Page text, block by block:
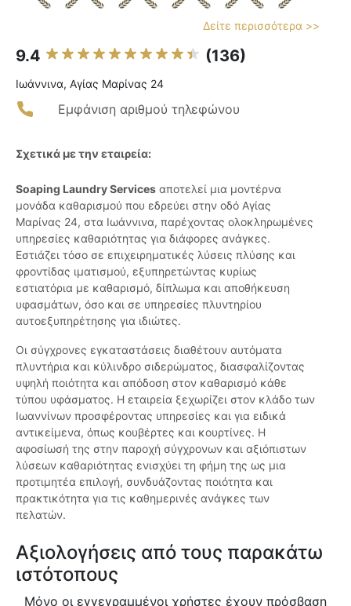
Δείτε περισσότερα >>
9.4 (136)
Ιωάννινα, Αγίας Μαρίνας 24
Εμφάνιση αριθμού τηλεφώνου
Σχετικά με την εταιρεία:
Soaping Laundry Services αποτελεί μια μοντέρνα
μονάδα καθαρισμού που εδρεύει στην οδό Αγίας
Μαρίνας 24, στα Ιωάννινα, παρέχοντας ολοκληρωμένες
υπηρεσίες καθαριότητας για διάφορες ανάγκες.
Εστιάζει τόσο σε επιχειρηματικές λύσεις πλύσης και
φροντίδας ιματισμού, εξυπηρετώντας κυρίως
εστιατόρια με καθαρισμό, δίπλωμα και αποθήκευση
υφασμάτων, όσο και σε υπηρεσίες πλυντηρίου
αυτοεξυπηρέτησης για ιδιώτες.
Οι σύγχρονες εγκαταστάσεις διαθέτουν αυτόματα
πλυντήρια και κύλινδρο σιδερώματος, διασφαλίζοντας
υψηλή ποιότητα και απόδοση στον καθαρισμό κάθε
τύπου υφάσματος. Η εταιρεία ξεχωρίζει στον κλάδο των
Ιωαννίνων προσφέροντας υπηρεσίες και για ειδικά
αντικείμενα, όπως κουβέρτες και κουρτίνες. Η
αφοσίωσή της στην παροχή σύγχρονων και αξιόπιστων
λύσεων καθαριότητας ενισχύει τη φήμη της ως μια
προτιμητέα επιλογή, συνδυάζοντας ποιότητα και
πρακτικότητα για τις καθημερινές ανάγκες των
πελατών.
Αξιολογήσεις από τους παρακάτω
ιστότοπους
Μόνο οι εγγεγραμμένοι χρήστες έχουν πρόσβαση